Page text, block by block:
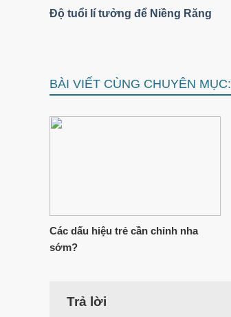
Độ tuổi lí tưởng để Niềng Răng
BÀI VIẾT CÙNG CHUYÊN MỤC:
Các dấu hiệu trẻ cần chỉnh nha
sớm?
Trả lời